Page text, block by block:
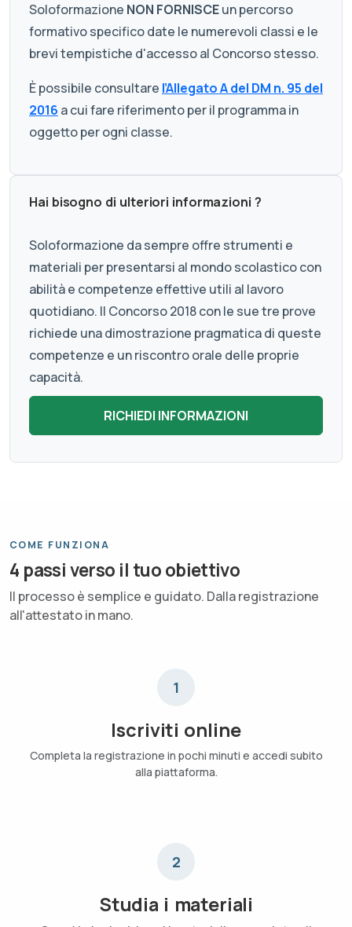
Soloformazione NON FORNISCEun percorso
formativo specifico date le numerevoli classi e le
brevi tempistiche d'accesso al Concorso stesso.
È possibile consultare l’Allegato A del DM n. 95 del
2016 a cui fare riferimento per il programma in
oggetto per ogni classe.
Hai bisogno di ulteriori informazioni ?
Soloformazione da sempre offre strumenti e
materiali per presentarsi al mondo scolastico con
abilità e competenze effettive utili al lavoro
quotidiano. Il Concorso 2018 con le sue tre prove
richiede una dimostrazione pragmatica di queste
competenze e un riscontro orale delle proprie
capacità.
COME FUNZIONA
4 passi verso il tuo obiettivo
Il processo è semplice e guidato. Dalla registrazione
all'attestato in mano.
1
Iscriviti online
Completa la registrazione in pochi minuti e accedi subito
alla piattaforma.
2
Studia i materiali